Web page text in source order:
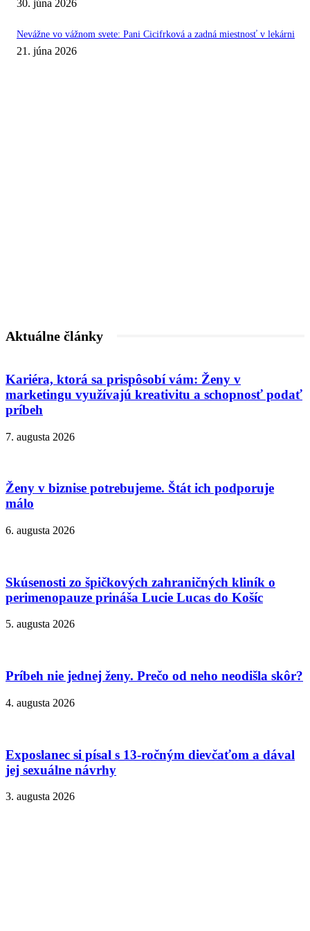
30. júna 2026
Nevážne vo vážnom svete: Pani Cicifrková a zadná miestnosť v lekárni
21. júna 2026
Aktuálne články
Kariéra, ktorá sa prispôsobí vám: Ženy v
marketingu využívajú kreativitu a schopnosť podať
príbeh
7. augusta 2026
Ženy v biznise potrebujeme. Štát ich podporuje
málo
6. augusta 2026
Skúsenosti zo špičkových zahraničných kliník o
perimenopauze prináša Lucie Lucas do Košíc
5. augusta 2026
Príbeh nie jednej ženy. Prečo od neho neodišla skôr?
4. augusta 2026
Exposlanec si písal s 13-ročným dievčaťom a dával
jej sexuálne návrhy
3. augusta 2026